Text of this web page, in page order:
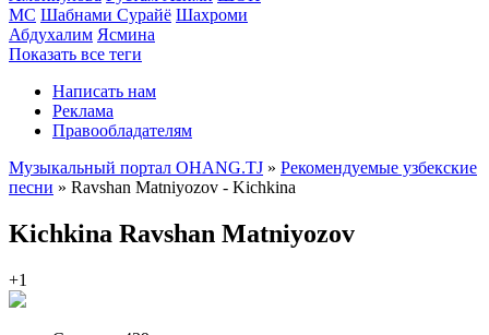
МС Шабнами Сурайё Шахроми
Абдухалим Ясмина
Показать все теги
Написать нам
Реклама
Правообладателям
Музыкальный портал OHANG.TJ » Рекомендуемые узбекские
песни » Ravshan Matniyozov - Kichkina
Kichkina Ravshan Matniyozov
+1